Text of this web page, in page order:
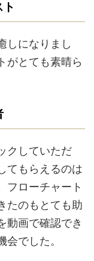
しになりまし
がとても素晴ら
クしていただ
てもらえるのは
フローチャート
たのもとても助
動画で確認でき
会でした。